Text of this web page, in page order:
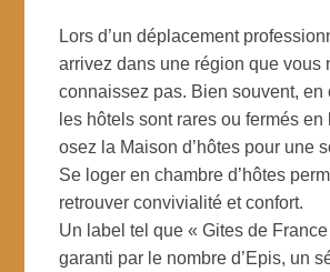
Lors d’un déplacement
arrivez dans une région que vous
connaissez pas. Bien souvent, en
les hôtels sont rares ou fermés en
osez la Maison d’hôtes pour une
Se loger en chambre d’hôtes
retrouver convivialité et confort.
Un label tel que « Gites de
garanti par le nombre d’Epis, un